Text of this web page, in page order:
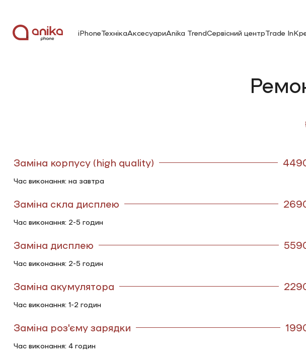
iPhoneТехнікаАксесуариAnika TrendСервісний центрTrade In
Заміна корпусу (high quality)
Час виконання: на завтра
Заміна скла дисплею
Час виконання: 2-5 годин
Заміна дисплею
Час виконання: 2-5 годин
Заміна акумулятора
Час виконання: 1-2 годин
Заміна роз'єму зарядки
Час виконання: 4 годин